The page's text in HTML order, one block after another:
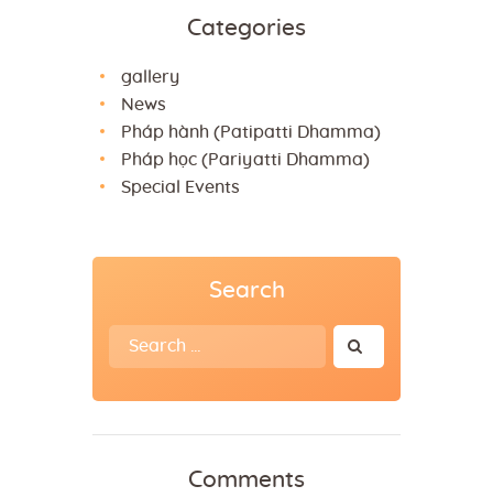
Categories
gallery
News
Pháp hành (Patipatti Dhamma)
Pháp học (Pariyatti Dhamma)
Special Events
Search
Search
for:
Comments